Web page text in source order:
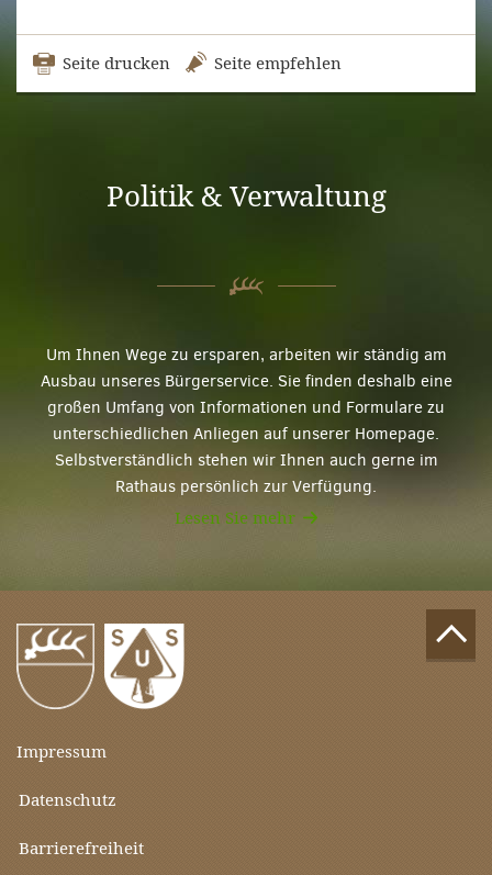
Seite drucken Seite empfehlen
Politik & Verwaltung
Um Ihnen Wege zu ersparen, arbeiten wir ständig am
Ausbau unseres Bürgerservice. Sie finden deshalb eine
großen Umfang von Informationen und Formulare zu
unterschiedlichen Anliegen auf unserer Homepage.
Selbstverständlich stehen wir Ihnen auch gerne im
Rathaus persönlich zur Verfügung.
Lesen Sie mehr
Impressum
Datenschutz
Barrierefreiheit